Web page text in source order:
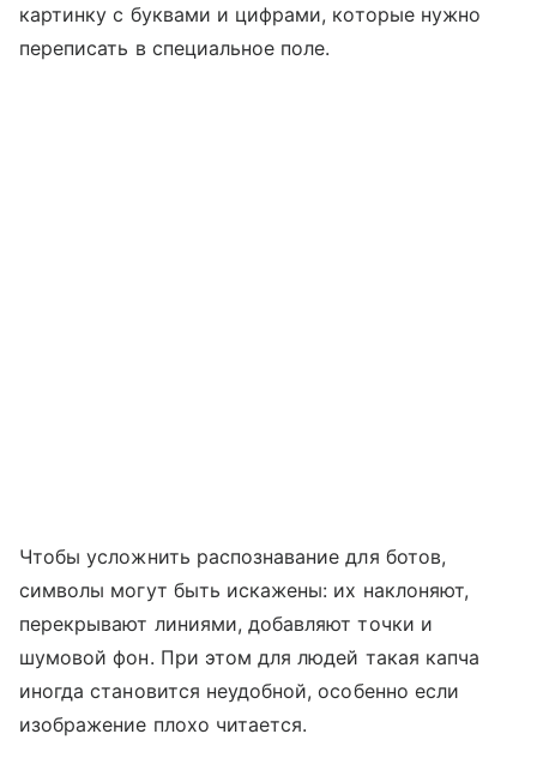
картинку с буквами и цифрами, которые нужно
переписать в специальное поле.
Чтобы усложнить распознавание для ботов,
символы могут быть искажены: их наклоняют,
перекрывают линиями, добавляют точки и
шумовой фон. При этом для людей такая капча
иногда становится неудобной, особенно если
изображение плохо читается.